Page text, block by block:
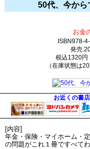
50代、今から
お金
ISBN978-
発売
税込1320円
（在庫状態は
お近くの書
[内容]
年金・保険・マイホーム・
の問題がこれ１冊ですべてわ